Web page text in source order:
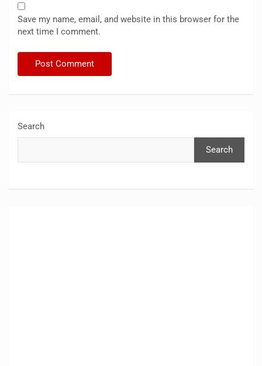
Save my name, email, and website in this browser for the
next time I comment.
Search
Search